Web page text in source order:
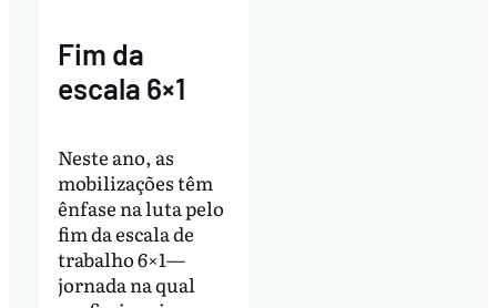
Fim da
escala 6×1
Neste ano, as
mobilizações têm
ênfase na luta pelo
fim da escala de
trabalho 6×1—
jornada na qual